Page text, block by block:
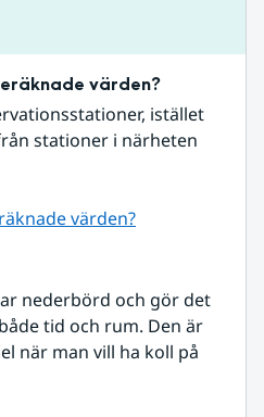
värden?
istället
stationer i närheten
värden?
nederbörd och gör det
tid och rum. Den är
när man vill ha koll på